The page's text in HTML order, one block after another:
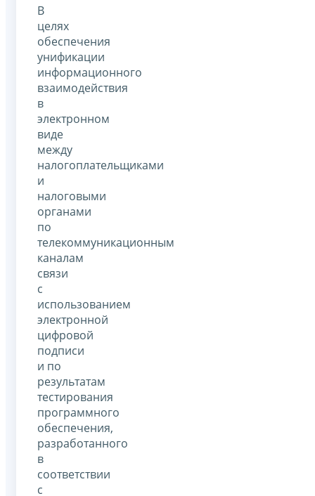
В
целях
обеспечения
унификации
информационного
взаимодействия
в
электронном
виде
между
налогоплательщиками
и
налоговыми
органами
по
телекоммуникационным
каналам
связи
с
использованием
электронной
цифровой
подписи
и по
результатам
тестирования
программного
обеспечения,
разработанного
в
соответствии
с